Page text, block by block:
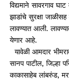
विद्यमाने सावरगाव
झाडांचे सुरक्षा
लावण्यात आली.
येणार आहे.
यावेळी आमदार
सानप पाटील, जिल्हा
काकासाहेब लांबरुंड,